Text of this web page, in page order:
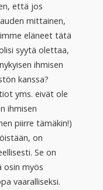
että jos
mittainen,
eläneet tätä
syytä olettaa,
ihmisen
kanssa?
yms. eivät ole
ihmisen
piirre tämäkin!)
on
Se on
osin myös
vaaralliseksi.